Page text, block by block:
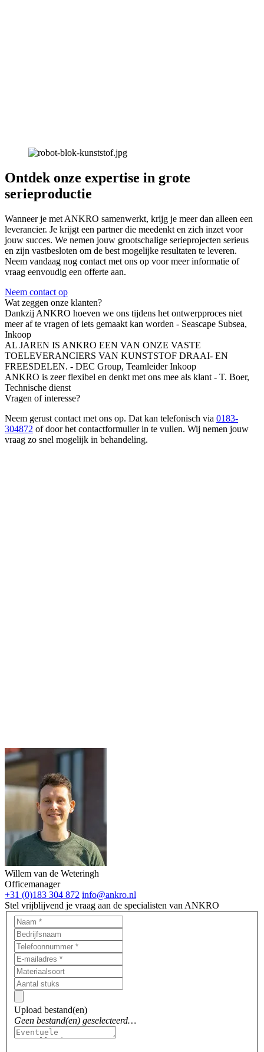
Ontdek onze expertise in grote
serieproductie
Wanneer je met ANKRO samenwerkt, krijg je meer dan alleen een
leverancier. Je krijgt een partner die meedenkt en zich inzet voor
jouw succes. We nemen jouw grootschalige serieprojecten serieus
en zijn vastbesloten om de best mogelijke resultaten te leveren.
Neem vandaag nog contact met ons op voor meer informatie of
vraag eenvoudig een offerte aan.
Neem contact op
Wat zeggen onze klanten?
Dankzij ANKRO hoeven we ons tijdens het ontwerpproces niet
meer af te vragen of iets gemaakt kan worden - Seascape Subsea,
Inkoop
AL JAREN IS ANKRO EEN VAN ONZE VASTE
TOELEVERANCIERS VAN KUNSTSTOF DRAAI- EN
FREESDELEN. - DEC Group, Teamleider Inkoop
ANKRO is zeer flexibel en denkt met ons mee als klant - T. Boer,
Technische dienst
Vragen of interesse?
Neem gerust contact met ons op. Dat kan telefonisch via 0183-
304872 of door het contactformulier in te vullen. Wij nemen jouw
vraag zo snel mogelijk in behandeling.
Willem van de Weteringh
Officemanager
+31 (0)183 304 872 info@ankro.nl
Stel vrijblijvend je vraag aan de specialisten van ANKRO
Upload bestand(en)
Geen bestand(en) geselecteerd…